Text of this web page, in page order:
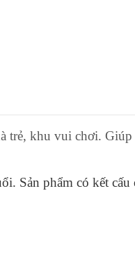
trẻ, khu vui chơi.
Sản phẩm có kết